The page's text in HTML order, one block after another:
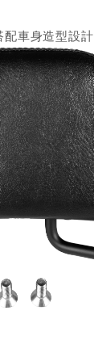
配車身造型設計